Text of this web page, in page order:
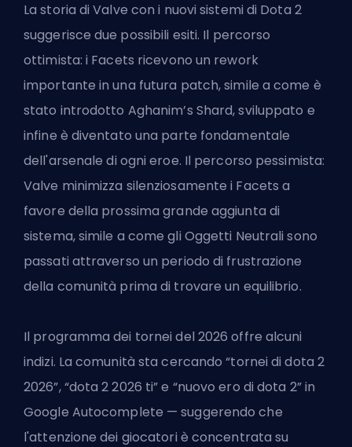
La storia di Valve con i nuovi sistemi di Dota 2
suggerisce due possibili esiti. Il percorso
ottimista: i Facets ricevono un rework
importante in una futura patch, simile a come è
stato introdotto Aghanim’s Shard, sviluppato e
infine è diventato una parte fondamentale
dell'arsenale di ogni eroe. Il percorso pessimista:
Valve minimizza silenziosamente i Facets a
favore della prossima grande aggiunta di
sistema, simile a come gli Oggetti Neutrali sono
passati attraverso un periodo di frustrazione
della comunità prima di trovare un equilibrio.
Il programma dei tornei del 2026 offre alcuni
indizi. La comunità sta cercando “tornei di dota 2
2026”, “dota 2 2026 ti” e “nuovo ero di dota 2” in
Google Autocomplete — suggerendo che
l'attenzione dei giocatori è concentrata su